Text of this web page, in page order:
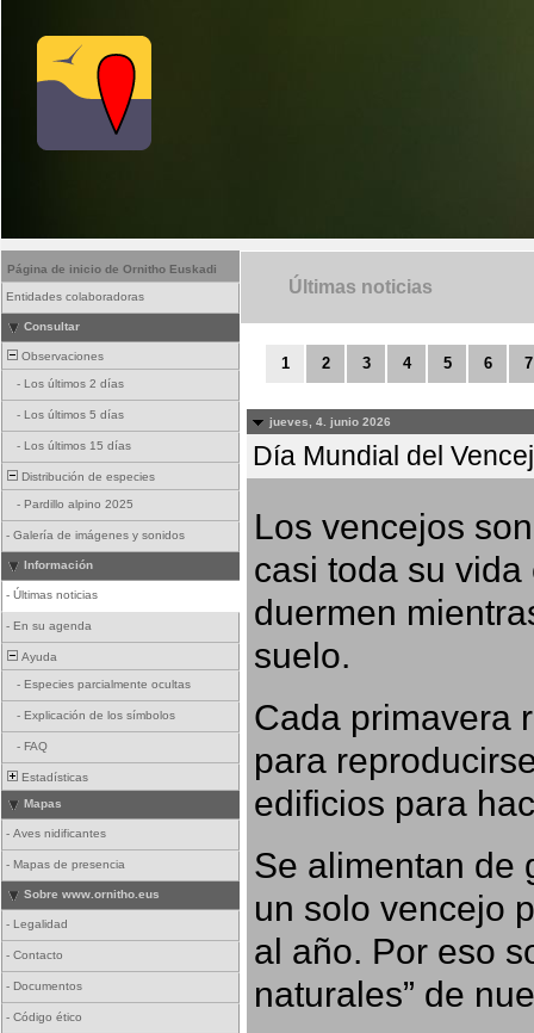
Página de inicio de Ornitho Euskadi
Entidades colaboradoras
Consultar
Observaciones
- Los últimos 2 días
- Los últimos 5 días
- Los últimos 15 días
Distribución de especies
- Pardillo alpino 2025
- Galería de imágenes y sonidos
Información
- Últimas noticias
- En su agenda
Ayuda
- Especies parcialmente ocultas
- Explicación de los símbolos
- FAQ
Estadísticas
Mapas
- Aves nidificantes
- Mapas de presencia
Sobre www.ornitho.eus
- Legalidad
- Contacto
- Documentos
- Código ético
Últimas noticias
1 2 3 4 5 6 7
jueves, 4. junio 2026
Día Mundial del
Los vencejos
casi toda su
duermen
suelo.
Cada primavera
para
edificios para
Se alimentan de
un solo vencejo
al año. Por eso
naturales” de